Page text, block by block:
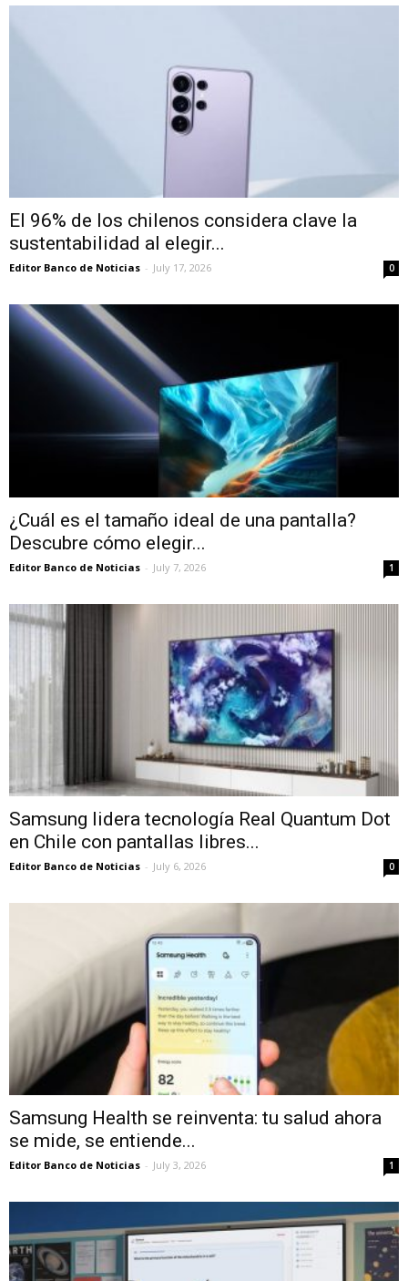
El 96% de los chilenos considera clave la
sustentabilidad al elegir...
Editor Banco de Noticias - July 17, 2026 0
¿Cuál es el tamaño ideal de una pantalla?
Descubre cómo elegir...
Editor Banco de Noticias - July 7, 2026 1
Samsung lidera tecnología Real Quantum Dot
en Chile con pantallas libres...
Editor Banco de Noticias - July 6, 2026 0
Samsung Health se reinventa: tu salud ahora
se mide, se entiende...
Editor Banco de Noticias - July 3, 2026 1